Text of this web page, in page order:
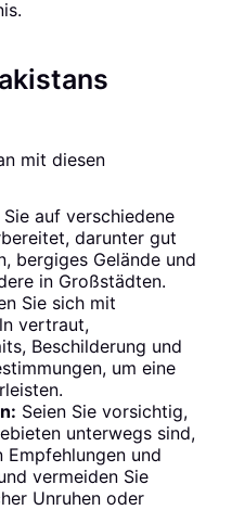
mit diesen
Sie auf verschiedene
darunter gut
bergiges Gelände und
in Großstädten.
Sie sich mit
vertraut,
Beschilderung und
um eine
Seien Sie vorsichtig,
unterwegs sind,
und
vermeiden Sie
Unruhen oder